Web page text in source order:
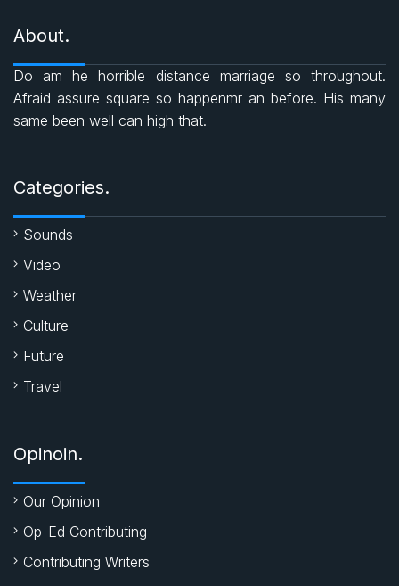
e
b
o
k
s t
About.
Do am he horrible distance marriage so throughout.
Afraid assure square so happenmr an before. His many
same been well can high that.
Categories.
Sounds
Video
Weather
Culture
Future
Travel
Opinoin.
Our Opinion
Op-Ed Contributing
Contributing Writers